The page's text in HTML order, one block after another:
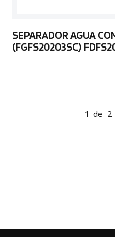
SEPARADOR AGUA
(FGFS20203SC)
1 de 2